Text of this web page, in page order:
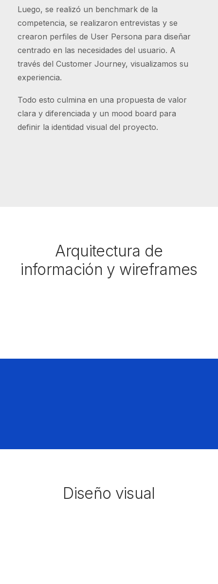
Luego, se realizó un benchmark de la
competencia, se realizaron entrevistas y se
crearon perfiles de User Persona para diseñar
centrado en las necesidades del usuario. A
través del Customer Journey, visualizamos su
experiencia.
Todo esto culmina en una propuesta de valor
clara y diferenciada y un mood board para
definir la identidad visual del proyecto.
Arquitectura de
información y wireframes
Diseño visual